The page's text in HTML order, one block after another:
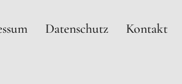
Datenschutz Kontakt